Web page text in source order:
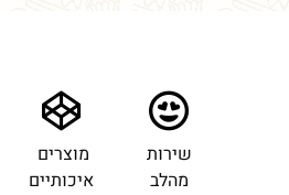
שירות
מהלב
מוצרים
איכותיים